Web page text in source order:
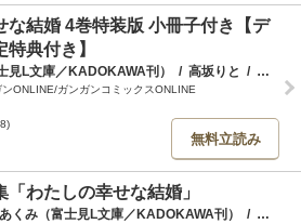
な結婚 4巻特装版 小冊子付き【デ
典付き】
見L文庫／KADOKAWA刊） / 高坂りと /
ONLINE/ガンガンコミックスONLINE
無料立読み
「わたしの幸せな結婚」
くみ（富士見L文庫／KADOKAWA刊） /